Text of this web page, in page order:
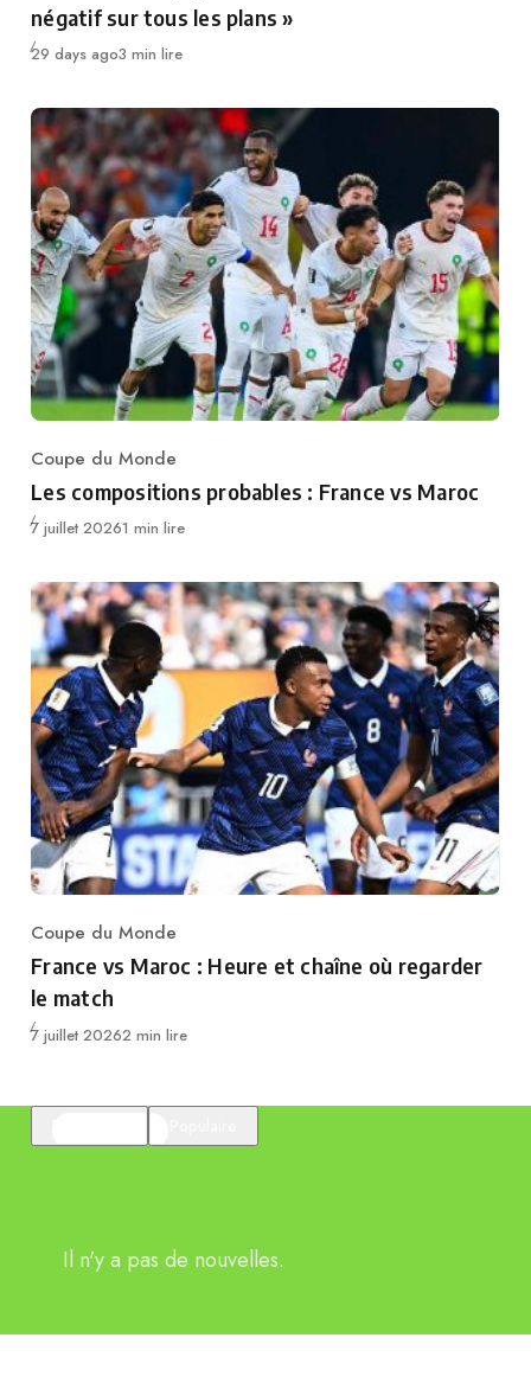
négatif sur tous les plans »
Publié
29 days ago3 min lire
Category
Coupe du Monde
Les compositions probables : France vs Maroc
Publié
7 juillet 20261 min lire
Category
Coupe du Monde
France vs Maroc : Heure et chaîne où regarder
le match
Publié
7 juillet 20262 min lire
Il n'y a pas de nouvelles.